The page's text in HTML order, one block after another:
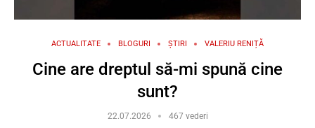
ACTUALITATE BLOGURI ȘTIRI VALERIU RENIȚĂ
Cine are dreptul să-mi spună cine
sunt?
22.07.2026 467 vederi